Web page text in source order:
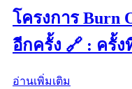
โครงการ Burn
อีกครั้ง 🔗 : ครั้ง
อ่านเพิ่มเติม